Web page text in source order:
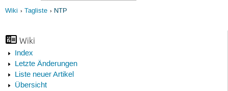
Wiki Tagliste NTP
Wiki
Index
Letzte Änderungen
Liste neuer Artikel
Übersicht